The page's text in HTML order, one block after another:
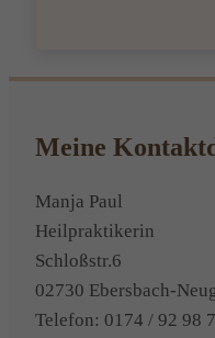
Meine
Manja Paul
Heilpraktikerin
Schloßstr.6
02730 Ebersbach-
Telefon: 0174 / 92 98